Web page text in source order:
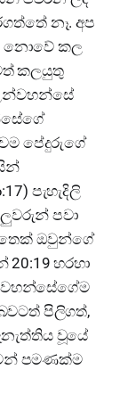
නෑ. අප
නොවේ කල
කලයුතු
පේදුරුගේ
පැහැදිලි
පවා
ඔවුන්ගේ
හරහා
පිලිගත්,
වූයේ
පමණක්ම